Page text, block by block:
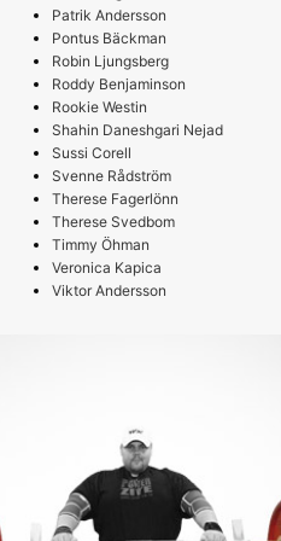
Patrik Andersson
Pontus Bäckman
Robin Ljungsberg
Roddy Benjaminson
Rookie Westin
Shahin Daneshgari Nejad
Sussi Corell
Svenne Rådström
Therese Fagerlönn
Therese Svedbom
Timmy Öhman
Veronica Kapica
Viktor Andersson